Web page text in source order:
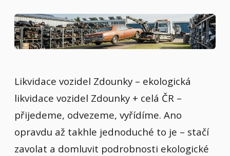
Likvidace vozidel Zdounky – ekologická
likvidace vozidel Zdounky + celá ČR –
přijedeme, odvezeme, vyřídíme. Ano
opravdu až takhle jednoduché to je – stačí
zavolat a domluvit podrobnosti ekologické